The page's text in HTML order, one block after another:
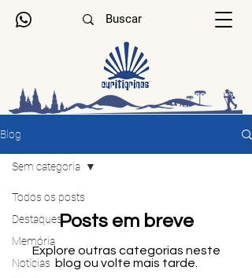
Blog
Todos os posts
Destaques
Memória
Notícias
Sem categoria
Posts em breve
Explore outras categorias neste
blog ou volte mais tarde.